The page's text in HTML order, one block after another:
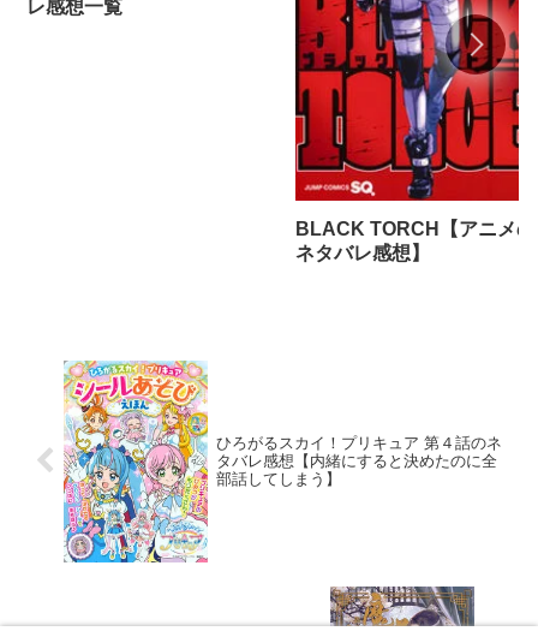
BLACK TORCH【アニメの
ネタバレ感想】
部話してしまう】